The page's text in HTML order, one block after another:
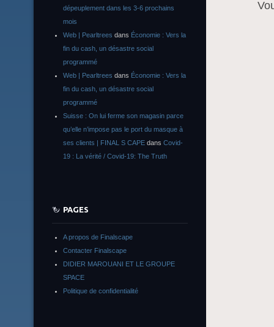
dépeuplement dans les 3-6 prochains
mois
Web | Pearltrees dans Économie : Vers la
fin du cash, un désastre social
programmé
Web | Pearltrees dans Économie : Vers la
fin du cash, un désastre social
programmé
Suisse : On lui ferme son magasin parce
qu’elle n’impose pas le port du masque à
ses clients | FINAL S CAPE dans Covid-
19 : La vérité / Covid-19: The Truth
PAGES
A propos de Finalscape
Contacter Finalscape
DIDIER MAROUANI ET LE GROUPE
SPACE
Politique de confidentialité